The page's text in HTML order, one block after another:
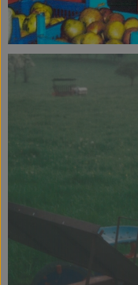
So geht's
Über uns
Service